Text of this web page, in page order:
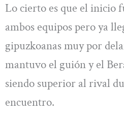
Lo cierto es que el inicio
ambos equipos pero ya
gipuzkoanas muy por
mantuvo el guión y el
siendo superior al rival
encuentro.